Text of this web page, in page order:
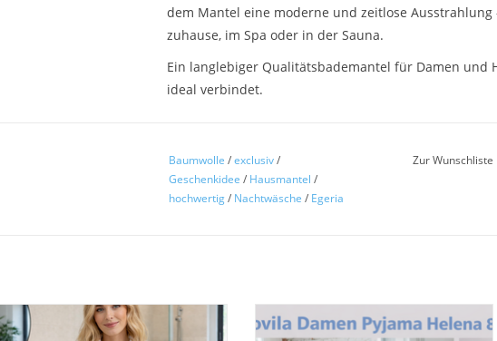
dem Mantel eine moderne und zeitlose
zuhause, im Spa oder in der Sauna.
Ein langlebiger Qualitätsbademantel für Damen und
ideal verbindet.
Material: 100 % Baumwolle
Größen: S/M 115cm; L/XL 120cm
Eigenschaften: weich, saugstark, hautfreundlich,
Design: florales Muster
Baumwolle /exclusiv/
Geschenkidee / Hausmantel /
hochwertig/ Nachtwäsche / Egeria
Zur
Egeria Birdy unisex Schalkragenmantel
100%Baumwolle mit 2 aufgesetzten
Novila Damen-Pyjama Helena 8046 aus
100 % Baumwolle – weich, atmungsaktiv